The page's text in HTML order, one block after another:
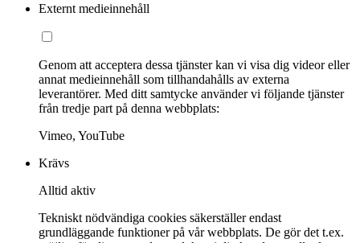
Externt medieinnehåll
Genom att acceptera dessa tjänster kan vi visa dig videor eller
annat medieinnehåll som tillhandahålls av externa
leverantörer. Med ditt samtycke använder vi följande tjänster
från tredje part på denna webbplats:
Vimeo, YouTube
Krävs
Alltid aktiv
Tekniskt nödvändiga cookies säkerställer endast
grundläggande funktioner på vår webbplats. De gör det t.ex.